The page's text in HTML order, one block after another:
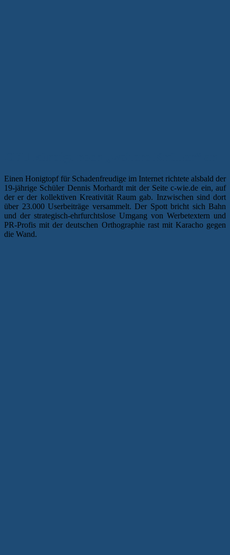
Einen Honigtopf für Schadenfreudige im Internet richtete alsbald der
19-jährige Schüler Dennis Morhardt mit der Seite c-wie.de ein, auf
der er der kollektiven Kreativität Raum gab. Inzwischen sind dort
über 23.000 Userbeiträge versammelt. Der Spott bricht sich Bahn
und der strategisch-ehrfurchtslose Umgang von Werbetextern und
PR-Profis mit der deutschen Orthographie rast mit Karacho gegen
die Wand.